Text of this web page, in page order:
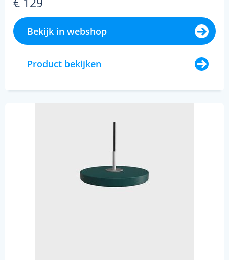
Bekijk in webshop
Product bekijken